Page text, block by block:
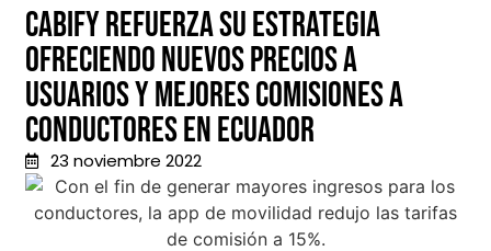
Cabify refuerza su estrategia
ofreciendo nuevos precios a
usuarios y mejores comisiones a
conductores en Ecuador
23 noviembre 2022